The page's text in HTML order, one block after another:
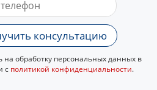
консультацию
обработку персональных данных в
с политикой конфиденциальности.